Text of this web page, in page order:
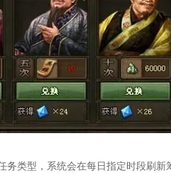
务类型，系统会在每日指定时段刷